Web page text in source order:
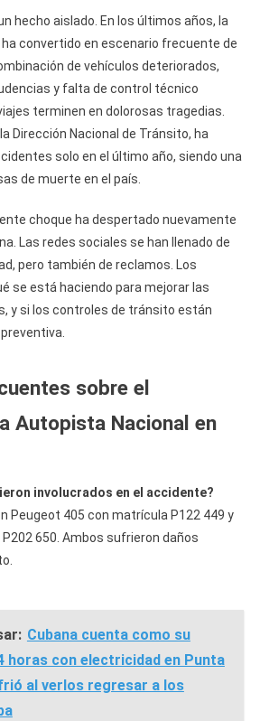
hecho aislado. En los últimos años, la
convertido en escenario frecuente de
de vehículos deteriorados,
y falta de control técnico
terminen en dolorosas tragedias.
Dirección Nacional de Tránsito, ha
solo en el último año, siendo una
de muerte en el país.
choque ha despertado nuevamente
Las redes sociales se han llenado de
pero también de reclamos. Los
se está haciendo para mejorar las
y si los controles de tránsito están
sobre el
Autopista Nacional en
involucrados en el accidente?
Peugeot 405 con matrícula P122 449 y
P202 650. Ambos sufrieron daños
Cubana cuenta como su
horas con electricidad en Punta
al verlos regresar a los